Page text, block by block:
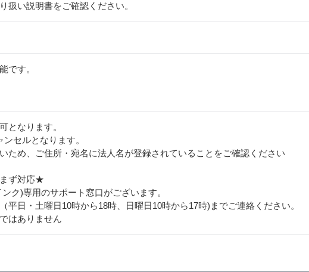
扱い説明書をご確認ください。
です。
となります。
セルとなります。
ため、ご住所・宛名に法人名が登録されていることをご確認ください
ず対応★
ク)専用のサポート窓口がございます。
平日・土曜日10時から18時、日曜日10時から17時)までご連絡ください。
はありません